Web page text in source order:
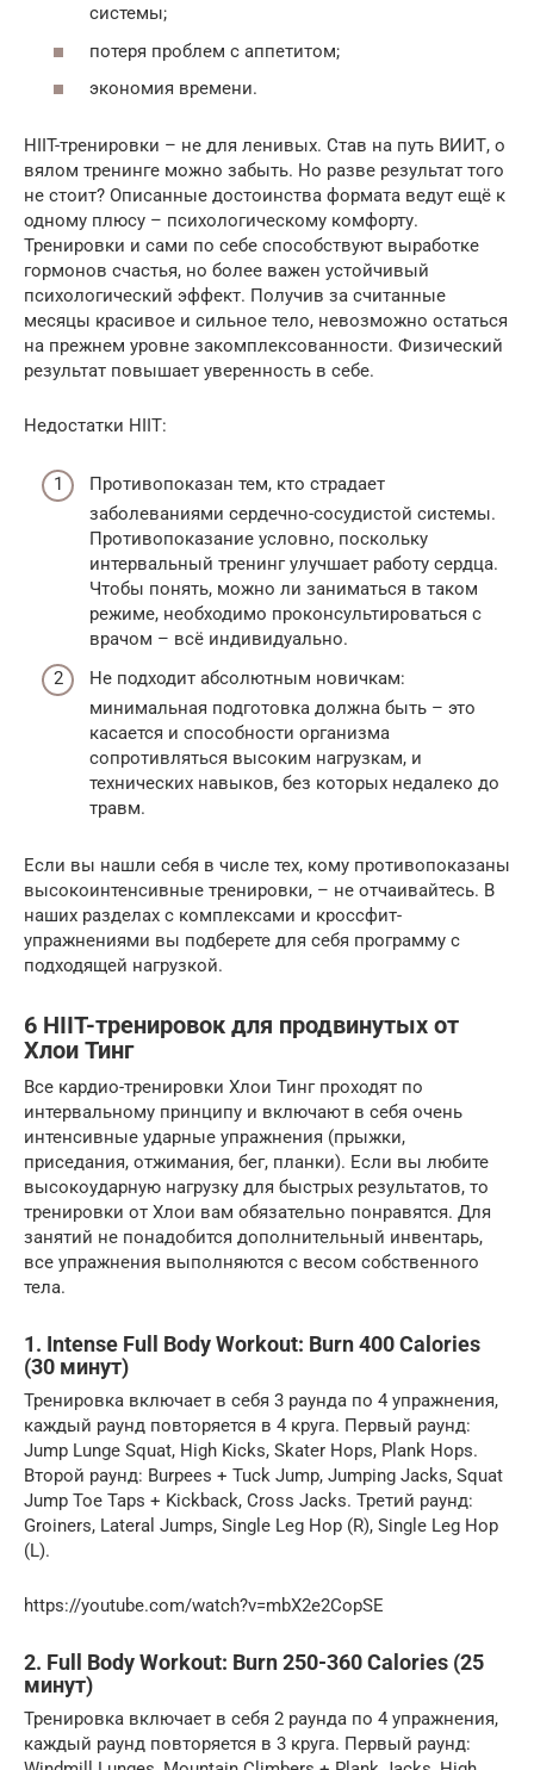
системы;
потеря проблем с аппетитом;
экономия времени.
HIIT-тренировки – не для ленивых. Став на путь ВИИТ, о
вялом тренинге можно забыть. Но разве результат того
не стоит? Описанные достоинства формата ведут ещё к
одному плюсу – психологическому комфорту.
Тренировки и сами по себе способствуют выработке
гормонов счастья, но более важен устойчивый
психологический эффект. Получив за считанные
месяцы красивое и сильное тело, невозможно остаться
на прежнем уровне закомплексованности. Физический
результат повышает уверенность в себе.
Недостатки HIIT:
Противопоказан тем, кто страдает
заболеваниями сердечно-сосудистой системы.
Противопоказание условно, поскольку
интервальный тренинг улучшает работу сердца.
Чтобы понять, можно ли заниматься в таком
режиме, необходимо проконсультироваться с
врачом – всё индивидуально.
Не подходит абсолютным новичкам:
минимальная подготовка должна быть – это
касается и способности организма
сопротивляться высоким нагрузкам, и
технических навыков, без которых недалеко до
травм.
Если вы нашли себя в числе тех, кому противопоказаны
высокоинтенсивные тренировки, – не отчаивайтесь. В
наших разделах с комплексами и кроссфит-
упражнениями вы подберете для себя программу с
подходящей нагрузкой.
6 HIIT-тренировок для продвинутых от
Хлои Тинг
Все кардио-тренировки Хлои Тинг проходят по
интервальному принципу и включают в себя очень
интенсивные ударные упражнения (прыжки,
приседания, отжимания, бег, планки). Если вы любите
высокоударную нагрузку для быстрых результатов, то
тренировки от Хлои вам обязательно понравятся. Для
занятий не понадобится дополнительный инвентарь,
все упражнения выполняются с весом собственного
тела.
1. Intense Full Body Workout: Burn 400 Calories
(30 минут)
Тренировка включает в себя 3 раунда по 4 упражнения,
каждый раунд повторяется в 4 круга. Первый раунд:
Jump Lunge Squat, High Kicks, Skater Hops, Plank Hops.
Второй раунд: Burpees + Tuck Jump, Jumping Jacks, Squat
Jump Toe Taps + Kickback, Cross Jacks. Третий раунд:
Groiners, Lateral Jumps, Single Leg Hop (R), Single Leg Hop
(L).
https://youtube.com/watch?v=mbX2e2CopSE
2. Full Body Workout: Burn 250-360 Calories (25
минут)
Тренировка включает в себя 2 раунда по 4 упражнения,
каждый раунд повторяется в 3 круга. Первый раунд: